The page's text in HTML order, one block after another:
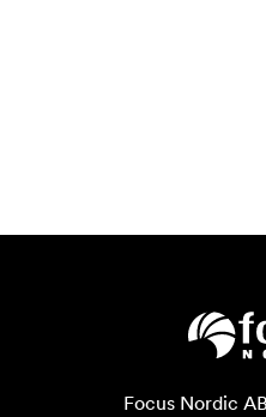
Focus Nordic